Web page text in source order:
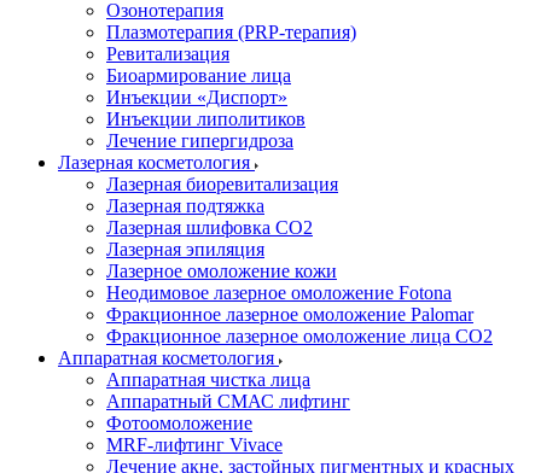
Озонотерапия
Плазмотерапия (PRP-терапия)
Ревитализация
Биоармирование лица
Инъекции «Диспорт»
Инъекции липолитиков
Лечение гипергидроза
Лазерная косметология
Лазерная биоревитализация
Лазерная подтяжка
Лазерная шлифовка CO2
Лазерная эпиляция
Лазерное омоложение кожи
Неодимовое лазерное омоложение Fotona
Фракционное лазерное омоложение Palomar
Фракционное лазерное омоложение лица СО2
Аппаратная косметология
Аппаратная чистка лица
Аппаратный СМАС лифтинг
Фотоомоложение
MRF-лифтинг Vivace
Лечение акне, застойных пигментных и красных